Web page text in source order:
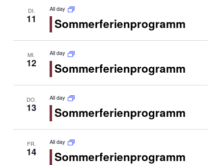
DI.
11
All day
Sommerferienprogramm
MI.
12
All day
Sommerferienprogramm
DO.
13
All day
Sommerferienprogramm
FR.
14
All day
Sommerferienprogramm